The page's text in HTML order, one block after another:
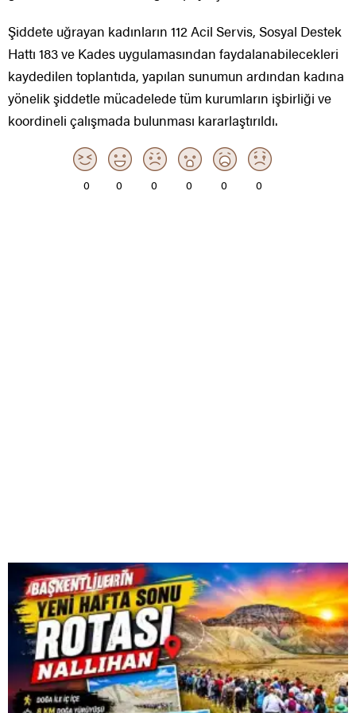
Şiddete uğrayan kadınların 112 Acil Servis, Sosyal Destek
Hattı 183 ve Kades uygulamasından faydalanabilecekleri
kaydedilen toplantıda, yapılan sunumun ardından kadına
yönelik şiddetle mücadelede tüm kurumların işbirliği ve
koordineli çalışmada bulunması kararlaştırıldı.
0 0 0 0 0 0